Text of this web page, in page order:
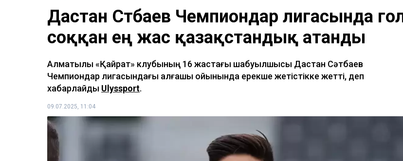
Дастан Сәтбаев Чемпиондар лигасында
соққан ең жас қазақстандық атанды
Алматылық «Қайрат» клубының 16 жастағы шабуылшысы Дастан Сәтбаев
Чемпиондар лигасындағы алғашқы ойынында ерекше жетістікке жетті, деп
хабарлайды Ulyssport.
09.07.2025, 11:04